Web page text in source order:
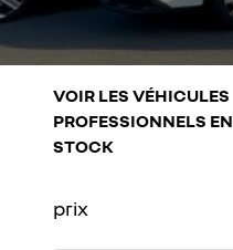
VOIR LES VÉHICULES
PROFESSIONNELS EN
STOCK
prix